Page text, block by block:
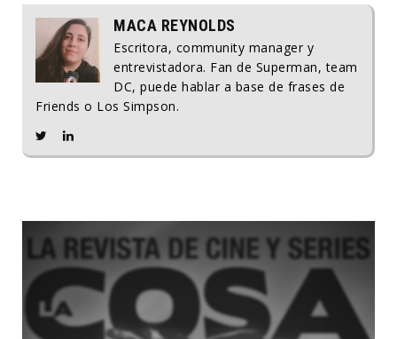
MACA REYNOLDS
Escritora, community manager y
entrevistadora. Fan de Superman, team
DC, puede hablar a base de frases de
Friends o Los Simpson.